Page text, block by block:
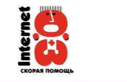
Internet
Скорая помощь